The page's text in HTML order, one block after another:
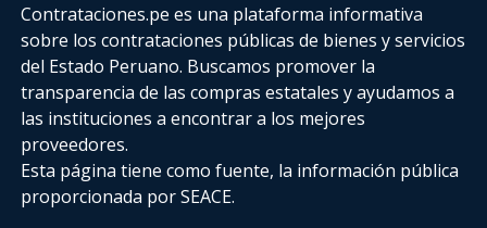
Contrataciones.pe es una plataforma informativa
sobre los contrataciones públicas de bienes y servicios
del Estado Peruano. Buscamos promover la
transparencia de las compras estatalesy ayudamos a
las instituciones a encontrar a los mejores
proveedores.
Esta página tiene como fuente, la información pública
proporcionada por SEACE.